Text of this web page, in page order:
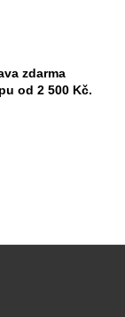
zdarma
od 2 500 Kč.